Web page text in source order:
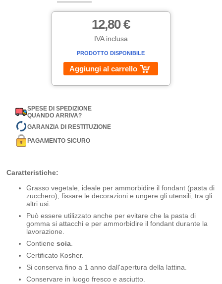
12,80 €
IVA inclusa
PRODOTTO DISPONIBILE
Aggiungi al carrello
SPESE DI SPEDIZIONE
QUANDO ARRIVA?
GARANZIA DI RESTITUZIONE
PAGAMENTO SICURO
Caratteristiche:
Grasso vegetale, ideale per ammorbidire il fondant (pasta di
zucchero), fissare le decorazioni e ungere gli utensili, tra gli
altri usi.
Può essere utilizzato anche per evitare che la pasta di
gomma si attacchi e per ammorbidire il fondant durante la
lavorazione.
Contienesoia.
Certificato Kosher.
Si conserva fino a 1 anno dall'apertura della lattina.
Conservare in luogo fresco e asciutto.